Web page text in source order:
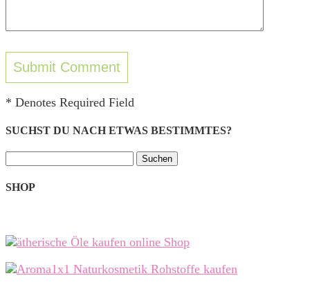
* Denotes Required Field
SUCHST DU NACH ETWAS BESTIMMTES?
nach:
SHOP